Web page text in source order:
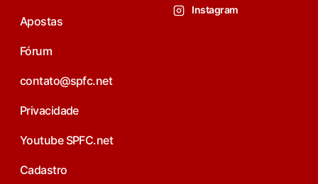
Apostas
Fórum
contato@spfc.net
Privacidade
Youtube SPFC.net
Cadastro
Instagram